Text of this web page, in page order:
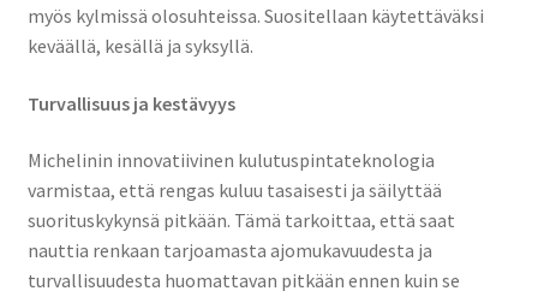
myös kylmissä olosuhteissa. Suositellaan käytettäväksi
keväällä, kesällä ja syksyllä.
Turvallisuus ja kestävyys
Michelinin innovatiivinen kulutuspintateknologia
varmistaa, että rengas kuluu tasaisesti ja säilyttää
suorituskykynsä pitkään. Tämä tarkoittaa, että saat
nauttia renkaan tarjoamasta ajomukavuudesta ja
turvallisuudesta huomattavan pitkään ennen kuin se